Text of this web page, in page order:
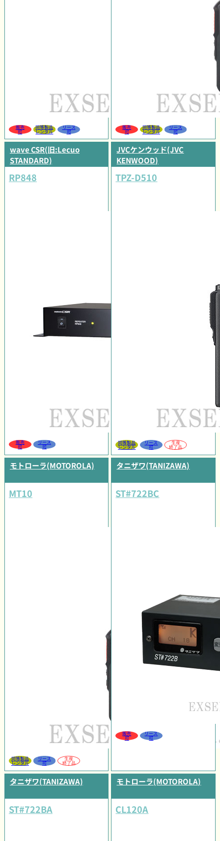
販売
可
同等製品
レンタル
リース
可
販売
可
同等製品
レンタル
リース
可
wave CSR(旧:Lecuo
STANDARD)
RP848
販売
可
リース
可
JVCケンウッド(JVC
KENWOOD)
TPZ-D510
同等製品
レンタル
リース
可
生産
終了品
モトローラ(MOTOROLA)
MT10
同等製品
レンタル
リース
可
生産
終了品
タニザワ(TANIZAWA)
ST#722BC
販売
可
リース
可
タニザワ(TANIZAWA)
ST#722BA
モトローラ(MOTOROLA)
CL120A